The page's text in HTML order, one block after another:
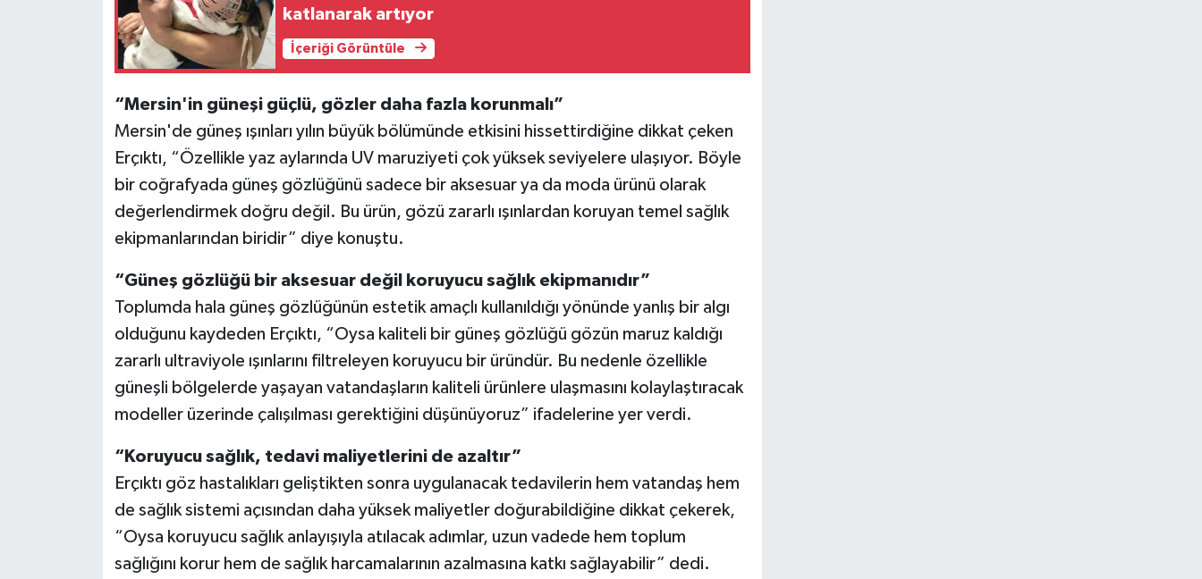
katlanarak artıyor
İçeriği Görüntüle
“Mersin'in güneşi güçlü, gözler daha fazla korunmalı”
Mersin'de güneş ışınları yılın büyük bölümünde etkisini hissettirdiğine dikkat çeken
Erçıktı, “Özellikle yaz aylarında UV maruziyeti çok yüksek seviyelere ulaşıyor. Böyle
bir coğrafyada güneş gözlüğünü sadece bir aksesuar ya da moda ürünü olarak
değerlendirmek doğru değil. Bu ürün, gözü zararlı ışınlardan koruyan temel sağlık
ekipmanlarından biridir” diye konuştu.
“Güneş gözlüğü bir aksesuar değil koruyucu sağlık ekipmanıdır”
Toplumda hala güneş gözlüğünün estetik amaçlı kullanıldığı yönünde yanlış bir algı
olduğunu kaydeden Erçıktı, “Oysa kaliteli bir güneş gözlüğü gözün maruz kaldığı
zararlı ultraviyole ışınlarını filtreleyen koruyucu bir üründür. Bu nedenle özellikle
güneşli bölgelerde yaşayan vatandaşların kaliteli ürünlere ulaşmasını kolaylaştıracak
modeller üzerinde çalışılması gerektiğini düşünüyoruz” ifadelerine yer verdi.
“Koruyucu sağlık, tedavi maliyetlerini de azaltır”
Erçıktı göz hastalıkları geliştikten sonra uygulanacak tedavilerin hem vatandaş hem
de sağlık sistemi açısından daha yüksek maliyetler doğurabildiğine dikkat çekerek,
“Oysa koruyucu sağlık anlayışıyla atılacak adımlar, uzun vadede hem toplum
sağlığını korur hem de sağlık harcamalarının azalmasına katkı sağlayabilir” dedi.